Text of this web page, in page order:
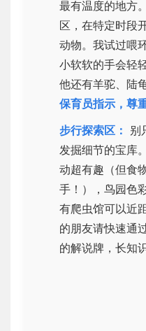
最有温度的地方
区，在特定时段
动物。我试过喂
小软软的手会轻
他还有羊驼、陆
保育员指示，尊
步行探索区： 别
发掘细节的宝库
动超有趣（但食
手！），鸟园色
有爬虫馆可以近
的朋友请快速通
的解说牌，长知